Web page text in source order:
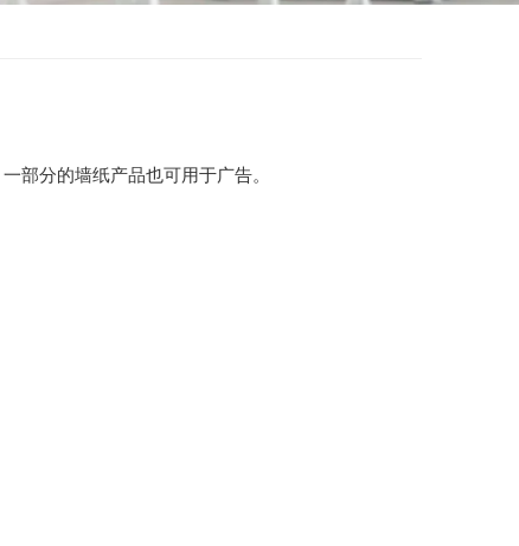
部分的墙纸产品也可用于广告。